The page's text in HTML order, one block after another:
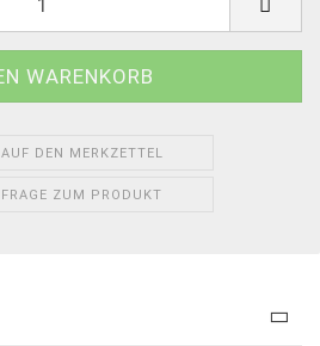
AUF DEN MERKZETTEL
FRAGE ZUM PRODUKT